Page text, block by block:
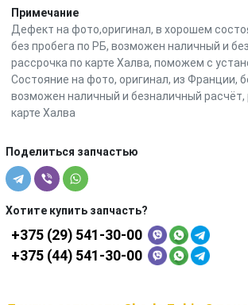
Примечание
Дефект на фото,оригинал, в хорошем
без пробега по РБ, возможен наличный и
рассрочка по карте Халва, поможем с
Состояние на фото, оригинал, из Франции,
возможен наличный и безналичный расчёт,
карте Халва
Поделиться запчастью
Хотите купить запчасть?
+375 (29) 541-30-00
+375 (44) 541-30-00